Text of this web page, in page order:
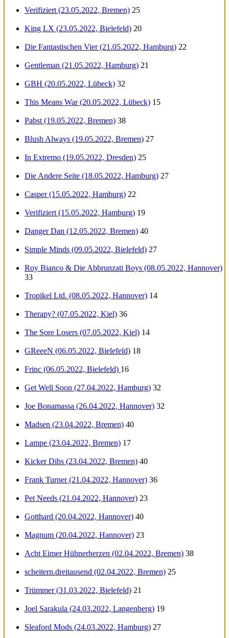
Verifiziert (23.05.2022, Bremen) 25
King LX (23.05.2022, Bielefeld) 20
Die Fantastischen Vier (21.05.2022, Hamburg) 22
Gentleman (21.05.2022, Hamburg) 21
GBH (20.05.2022, Lübeck) 32
This Means War (20.05.2022, Lübeck) 15
Pabst (19.05.2022, Bremen) 38
Blush Always (19.05.2022, Bremen) 27
In Extremo (19.05.2022, Dresden) 25
Die Andere Seite (18.05.2022, Hamburg) 27
Casper (15.05.2022, Hamburg) 22
Verifiziert (15.05.2022, Hamburg) 19
Danger Dan (12.05.2022, Bremen) 40
Simple Minds (09.05.2022, Bielefeld) 27
Roy Bianco & Die Abbrunzati Boys (08.05.2022, Hannover)
33
Tropikel Ltd. (08.05.2022, Hannover) 14
Therapy? (07.05.2022, Kiel) 36
The Sore Losers (07.05.2022, Kiel) 14
GReeeN (06.05.2022, Bielefeld) 18
Frinc (06.05.2022, Bielefeld) 16
Get Well Soon (27.04.2022, Hamburg) 32
Joe Bonamassa (26.04.2022, Hannover) 32
Madsen (23.04.2022, Bremen) 40
Lampe (23.04.2022, Bremen) 17
Kicker Dibs (23.04.2022, Bremen) 40
Frank Turner (21.04.2022, Hannover) 36
Pet Needs (21.04.2022, Hannover) 23
Gotthard (20.04.2022, Hannover) 40
Magnum (20.04.2022, Hannover) 23
Acht Eimer Hühnerherzen (02.04.2022, Bremen) 38
scheitern.dreitausend (02.04.2022, Bremen) 25
Trümmer (31.03.2022, Bielefeld) 21
Joel Sarakula (24.03.2022, Langenberg) 19
Sleaford Mods (24.03.2022, Hamburg) 27